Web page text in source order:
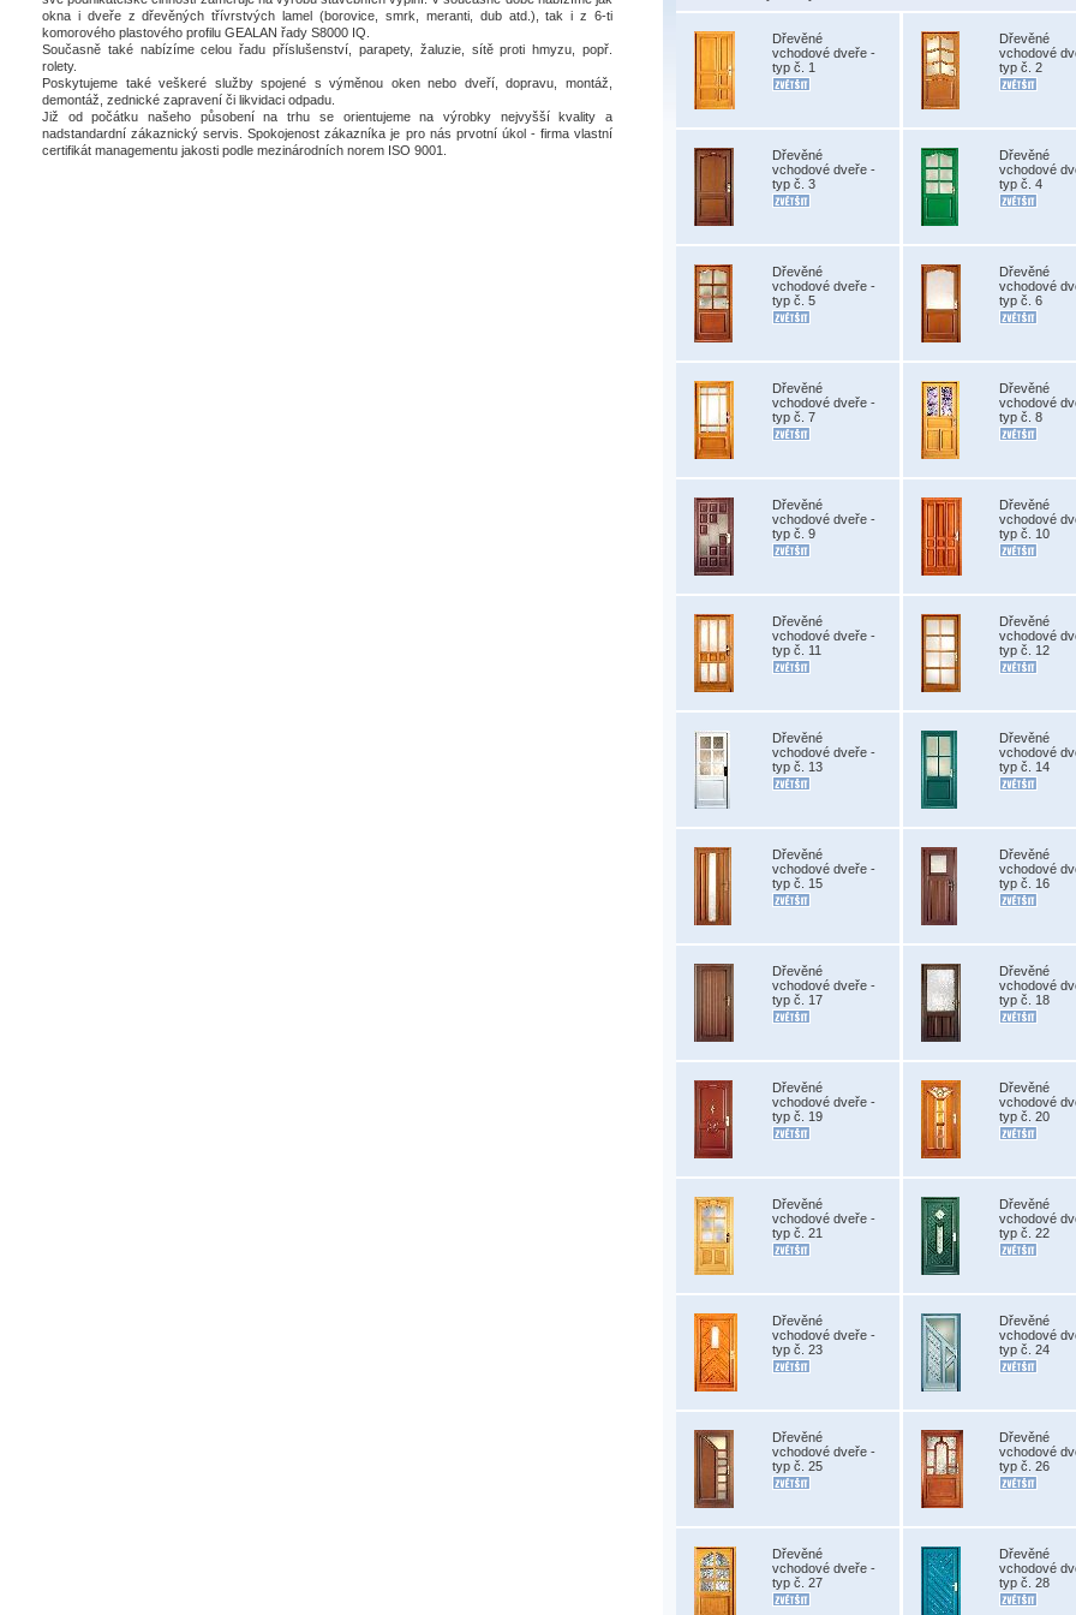
okna i dveře z dřevěných třívrstvých lamel (borovice, smrk, meranti, dub atd.), tak i z 6-ti
komorového plastového profilu GEALAN řady S8000 IQ.
Současně také nabízíme celou řadu příslušenství, parapety, žaluzie, sítě proti hmyzu, popř.
rolety.
Poskytujeme také veškeré služby spojené s výměnou oken nebo dveří, dopravu, montáž,
demontáž, zednické zapravení či likvidaci odpadu.
Již od počátku našeho působení na trhu se orientujeme na výrobky nejvyšší kvality a
nadstandardní zákaznický servis. Spokojenost zákazníka je pro nás prvotní úkol - firma vlastní
certifikát managementu jakosti podle mezinárodních norem ISO 9001.
Dřevěné
vchodové dveře -
typ č. 1
Dřevěné
vchodové
typ č. 2
Dřevěné
vchodové dveře -
typ č. 3
Dřevěné
vchodové
typ č. 4
Dřevěné
vchodové dveře -
typ č. 5
Dřevěné
vchodové
typ č. 6
Dřevěné
vchodové dveře -
typ č. 7
Dřevěné
vchodové
typ č. 8
Dřevěné
vchodové dveře -
typ č. 9
Dřevěné
vchodové
typ č. 10
Dřevěné
vchodové dveře -
typ č. 11
Dřevěné
vchodové
typ č. 12
Dřevěné
vchodové dveře -
typ č. 13
Dřevěné
vchodové
typ č. 14
Dřevěné
vchodové dveře -
typ č. 15
Dřevěné
vchodové
typ č. 16
Dřevěné
vchodové dveře -
typ č. 17
Dřevěné
vchodové
typ č. 18
Dřevěné
vchodové dveře -
typ č. 19
Dřevěné
vchodové
typ č. 20
Dřevěné
vchodové dveře -
typ č. 21
Dřevěné
vchodové
typ č. 22
Dřevěné
vchodové dveře -
typ č. 23
Dřevěné
vchodové
typ č. 24
Dřevěné
vchodové dveře -
typ č. 25
Dřevěné
vchodové
typ č. 26
Dřevěné
vchodové dveře -
typ č. 27
Dřevěné
vchodové
typ č. 28